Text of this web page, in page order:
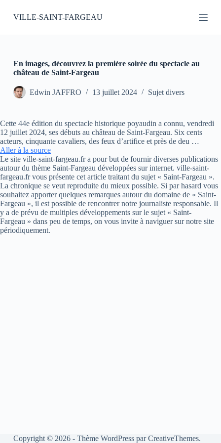
u
o
n
u
VILLE-SAINT-FARGEAU
En images, découvrez la première soirée du spectacle au
château de Saint-Fargeau
Edwin JAFFRO 13 juillet 2024 Sujet divers
Cette 44e édition du spectacle historique poyaudin a connu, vendredi
12 juillet 2024, ses débuts au château de Saint-Fargeau. Six cents
acteurs, cinquante cavaliers, des feux d’artifice et près de deu …
Aller à la source
Le site ville-saint-fargeau.fr a pour but de fournir diverses publications
autour du thème Saint-Fargeau développées sur internet. ville-saint-
fargeau.fr vous présente cet article traitant du sujet « Saint-Fargeau ».
La chronique se veut reproduite du mieux possible. Si par hasard vous
souhaitez apporter quelques remarques autour du domaine de « Saint-
Fargeau », il est possible de rencontrer notre journaliste responsable. Il
y a de prévu de multiples développements sur le sujet « Saint-
Fargeau » dans peu de temps, on vous invite à naviguer sur notre site
périodiquement.
Copyright © 2026 - Thème WordPress parCreativeThemes.